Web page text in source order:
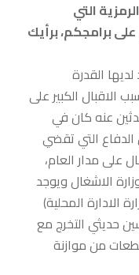
التي
برامجكم، برأيك
القدرة
الاقبال الكبير على
عنه كان في
الدفاع التي تقضي
على مدار العام،
الاشغال ويوجد
الادارة المحلية)
حديثي التخرج مع
مقتطعات من موازنة